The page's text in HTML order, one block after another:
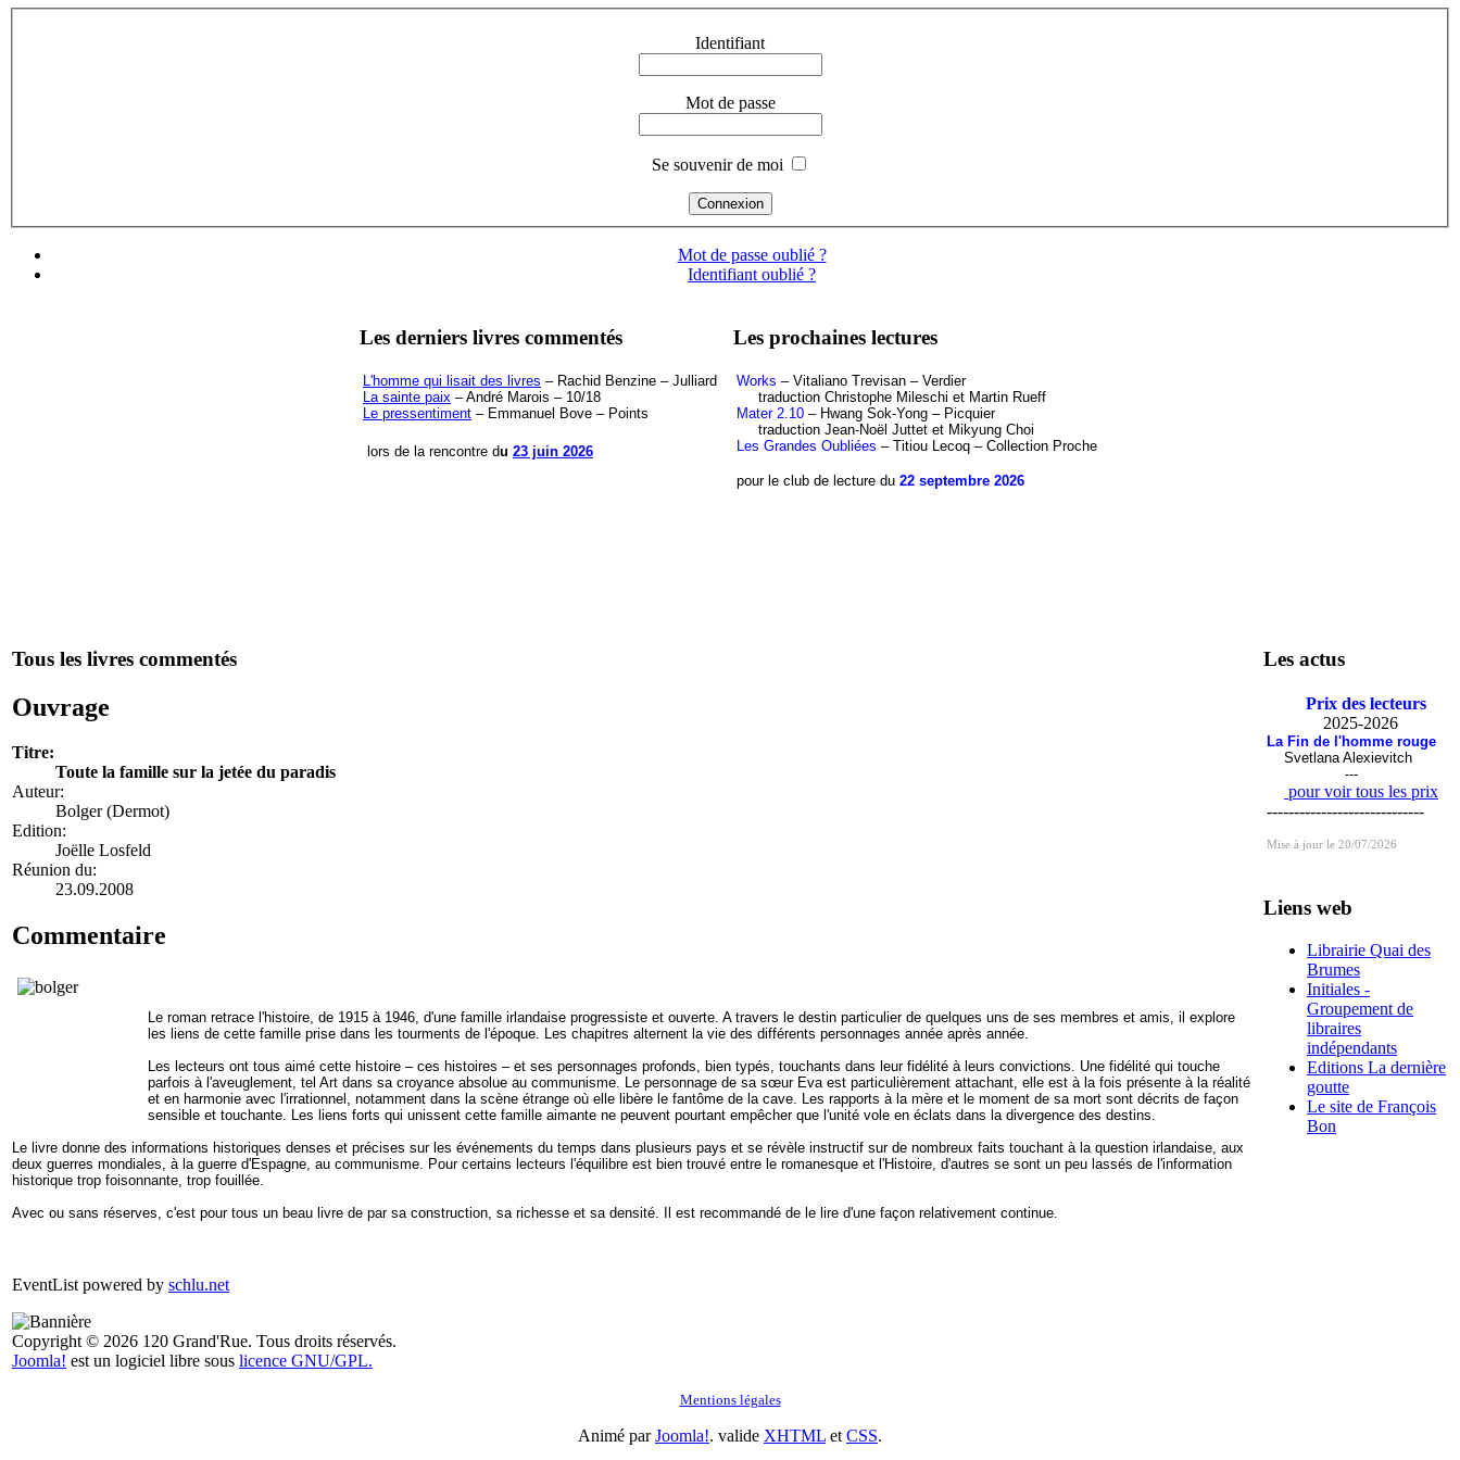
Identifiant
Mot de passe
Se souvenir de moi
Mot de passe oublié ?
Identifiant oublié ?
Les derniers livres commentés
L'homme qui lisait des livres – Rachid Benzine – Julliard
La sainte paix – André Marois – 10/18
Le pressentiment – Emmanuel Bove – Points
lors de la rencontre du 23 juin 2026
Les prochaines lectures
Works – Vitaliano Trevisan – Verdier
traduction Christophe Mileschi et Martin Rueff
Mater 2.10 – Hwang Sok-Yong – Picquier
traduction Jean-Noël Juttet et Mikyung Choi
Les Grandes Oubliées – Titiou Lecoq – Collection Proche
pour le club de lecture du 22 septembre 2026
Tous les livres commentés
Ouvrage
Titre:
Toute la famille sur la jetée du paradis
Auteur:
Bolger (Dermot)
Edition:
Joëlle Losfeld
Réunion du:
23.09.2008
Commentaire
Le roman retrace l'histoire, de 1915 à 1946, d'une famille irlandaise progressiste et ouverte. A travers le destin particulier de quelques uns de ses membres et amis, il explore
les liens de cette famille prise dans les tourments de l'époque. Les chapitres alternent la vie des différents personnages année après année.
Les lecteurs ont tous aimé cette histoire – ces histoires – et ses personnages profonds, bien typés, touchants dans leur fidélité à leurs convictions. Une fidélité qui touche
parfois à l'aveuglement, tel Art dans sa croyance absolue au communisme. Le personnage de sa sœur Eva est particulièrement attachant, elle est à la fois présente à la réalité
et en harmonie avec l'irrationnel, notamment dans la scène étrange où elle libère le fantôme de la cave. Les rapports à la mère et le moment de sa mort sont décrits de façon
sensible et touchante. Les liens forts qui unissent cette famille aimante ne peuvent pourtant empêcher que l'unité vole en éclats dans la divergence des destins.
Le livre donne des informations historiques denses et précises sur les événements du temps dans plusieurs pays et se révèle instructif sur de nombreux faits touchant à la question irlandaise, aux
deux guerres mondiales, à la guerre d'Espagne, au communisme. Pour certains lecteurs l'équilibre est bien trouvé entre le romanesque et l'Histoire, d'autres se sont un peu lassés de l'information
historique trop foisonnante, trop fouillée.
Avec ou sans réserves, c'est pour tous un beau livre de par sa construction, sa richesse et sa densité. Il est recommandé de le lire d'une façon relativement continue.
EventList powered by schlu.net
Copyright © 2026 120 Grand'Rue. Tous droits réservés.
Joomla! est un logiciel libre sous licence GNU/GPL.
Les actus
Prix des lecteurs
2025-2026
La Fin de l'homme rouge
Svetlana Alexievitch
---
pour voir tous les prix
-----------------------------
Mise à jour le 20/07/2026
Liens web
Librairie Quai des
Brumes
Initiales -
Groupement de
libraires
indépendants
Editions La dernière
goutte
Le site de François
Bon
Mentions légales
Animé parJoomla!. valide XHTML et CSS.